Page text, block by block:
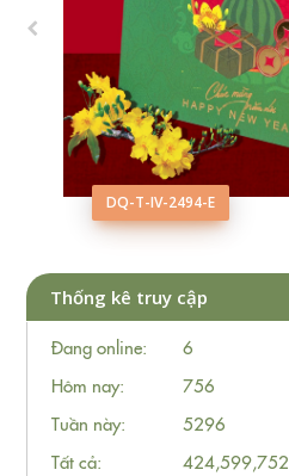
DQ-T-IV-2494-E
Thống kê truy cập
Đang online:
6
Hôm nay:
756
Tuần này:
5296
Tất cả:
424,599,752